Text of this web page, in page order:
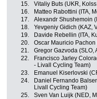
15.
Vitaliy Buts (UKR,
16.
Matteo Rabottini (ITA,
17.
Alexandr Shushemoin
18.
Yevgeniy Gidich (KAZ,
19.
Davide Rebellin (ITA,
20.
Oscar Mauricio
21.
Gregor Gazvoda (SLO,
22.
Francisco Jarley
- Livall Cycling Team)
23. Emanuel Kiserlovski
24.
Daniel Fernando
Livall Cycling Team)
25. Sven Van Luijk (NED,